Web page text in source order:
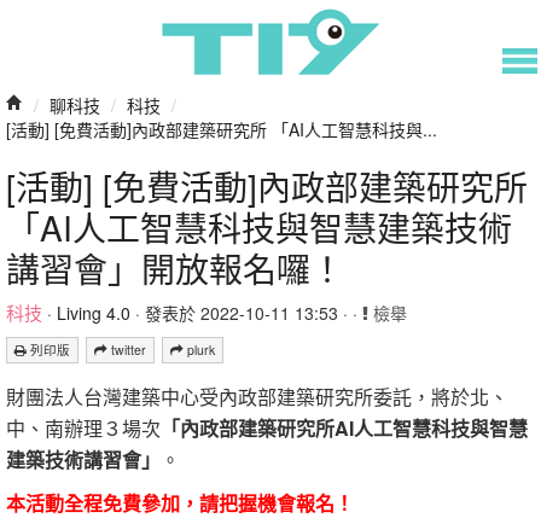
/ 聊科技 / 科技 /
[活動] [免費活動]內政部建築研究所 「AI人工智慧科技與...
[活動] [免費活動]內政部建築研究所
「AI人工智慧科技與智慧建築技術
講習會」開放報名囉！
科技 · Living 4.0 · 發表於 2022-10-11 13:53 · · 檢舉
列印版 twitter plurk
財團法人台灣建築中心受內政部建築研究所委託，將於北、
中、南辦理３場次 「內政部建築研究所AI人工智慧科技與智慧
建築技術講習會​」
。
本活動全程免費參加，請把握機會報名！